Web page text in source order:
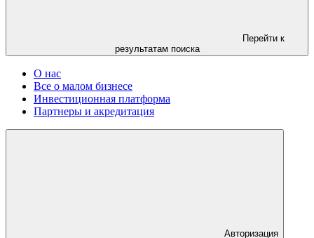
Перейти к
результатам поиска
О нас
Все о малом бизнесе
Инвестиционная платформа
Партнеры и акредитация
Авторизация